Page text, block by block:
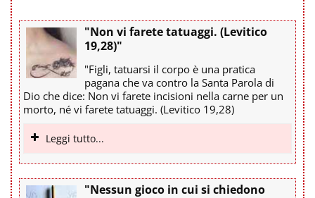
"Non vi farete tatuaggi. (Levitico
19,28)"
"Figli, tatuarsi il corpo è una pratica
pagana che va contro la Santa Parola di
Dio che dice: Non vi farete incisioni nella carne per un
morto, né vi farete tatuaggi. (Levitico 19,28)
Leggi tutto...
"Nessun gioco in cui si chiedono